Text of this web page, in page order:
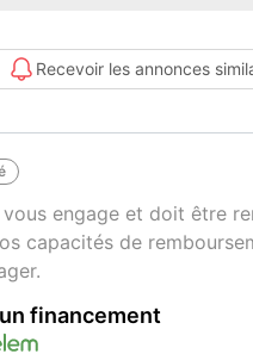
des portes dès 15
extérieurs à réglages
intelligente BMW
de l'énergie de
et de redémarrage
de vitesse,
de freinage,
Recevoir les annonces
engage et doit être
capacités de
financement